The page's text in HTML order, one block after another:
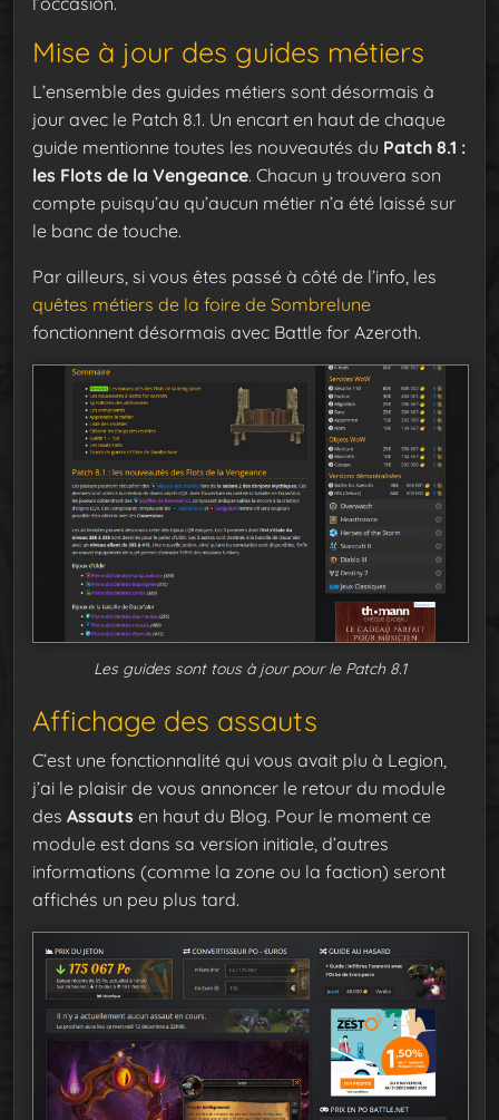
Mise à jour des guides métiers
L’ensemble des guides métiers sont désormais à
jour avec le Patch 8.1. Un encart en haut de chaque
guide mentionne toutes les nouveautés du Patch 8.1 :
les Flots de la Vengeance. Chacun y trouvera son
compte puisqu’au qu’aucun métier n’a été laissé sur
le banc de touche.
Par ailleurs, si vous êtes passé à côté de l’info, les
quêtes métiers de la foire de Sombrelune
fonctionnent désormais avec Battle for Azeroth.
Les guides sont tous à jour pour le Patch 8.1
Affichage des assauts
C’est une fonctionnalité qui vous avait plu à Legion,
j’ai le plaisir de vous annoncer le retour du module
des Assauts en haut du Blog. Pour le moment ce
module est dans sa version initiale, d’autres
informations (comme la zone ou la faction) seront
affichés un peu plus tard.